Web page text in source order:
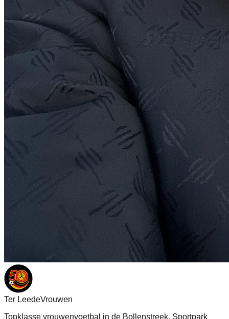
Ter LeedeVrouwen
Topklasse vrouwenvoetbal in de Bollenstreek. Sportpark